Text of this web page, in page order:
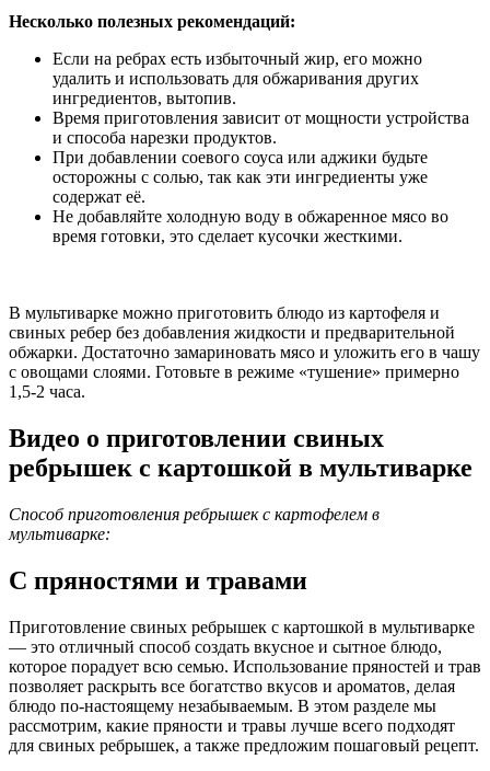
Несколько полезных рекомендаций:
Если на ребрах есть избыточный жир, его можно
удалить и использовать для обжаривания других
ингредиентов, вытопив.
Время приготовления зависит от мощности устройства
и способа нарезки продуктов.
При добавлении соевого соуса или аджики будьте
осторожны с солью, так как эти ингредиенты уже
содержат её.
Не добавляйте холодную воду в обжаренное мясо во
время готовки, это сделает кусочки жесткими.
В мультиварке можно приготовить блюдо из картофеля и
свиных ребер без добавления жидкости и предварительной
обжарки. Достаточно замариновать мясо и уложить его в чашу
с овощами слоями. Готовьте в режиме «тушение» примерно
1,5-2 часа.
Видео о приготовлении свиных
ребрышек с картошкой в мультиварке
Способ приготовления ребрышек с картофелем в
мультиварке:
С пряностями и травами
Приготовление свиных ребрышек с картошкой в мультиварке
— это отличный способ создать вкусное и сытное блюдо,
которое порадует всю семью. Использование пряностей и трав
позволяет раскрыть все богатство вкусов и ароматов, делая
блюдо по-настоящему незабываемым. В этом разделе мы
рассмотрим, какие пряности и травы лучше всего подходят
для свиных ребрышек, а также предложим пошаговый рецепт.